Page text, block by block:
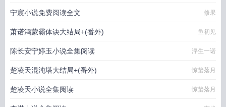
宁宸小说免费阅读全文 修果
萧诺鸿蒙霸体诀大结局+(番外) 鱼初见
陈长安宁婷玉小说全集阅读 浮生一诺
楚凌天混沌塔大结局+(番外) 惊蛰落月
楚凌天小说全集阅读 惊蛰落月